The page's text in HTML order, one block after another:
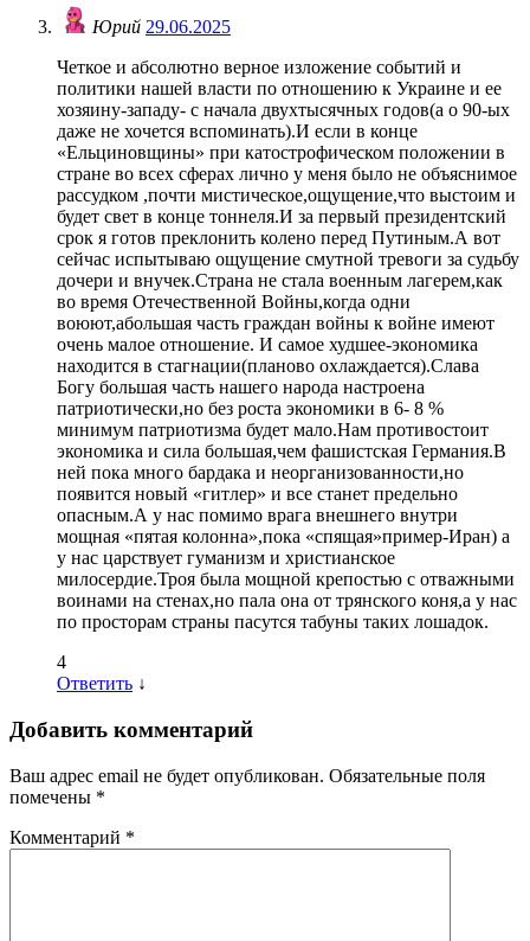
Юрий 29.06.2025
Четкое и абсолютно верное изложение событий и
политики нашей власти по отношению к Украине и ее
хозяину-западу- с начала двухтысячных годов(а о 90-ых
даже не хочется вспоминать).И если в конце
«Ельциновщины» при катострофическом положении в
стране во всех сферах лично у меня было не объяснимое
рассудком ,почти мистическое,ощущение,что выстоим и
будет свет в конце тоннеля.И за первый президентский
срок я готов преклонить колено перед Путиным.А вот
сейчас испытываю ощущение смутной тревоги за судьбу
дочери и внучек.Страна не стала военным лагерем,как
во время Отечественной Войны,когда одни
воюют,абольшая часть граждан войны к войне имеют
очень малое отношение. И самое худшее-экономика
находится в стагнации(планово охлаждается).Слава
Богу большая часть нашего народа настроена
патриотически,но без роста экономики в 6- 8 %
минимум патриотизма будет мало.Нам противостоит
экономика и сила большая,чем фашистская Германия.В
ней пока много бардака и неорганизованности,но
появится новый «гитлер» и все станет предельно
опасным.А у нас помимо врага внешнего внутри
мощная «пятая колонна»,пока «спящая»пример-Иран) а
у нас царствует гуманизм и христианское
милосердие.Троя была мощной крепостью с отважными
воинами на стенах,но пала она от трянского коня,а у нас
по просторам страны пасутся табуны таких лошадок.
4
Ответить ↓
Добавить комментарий
Ваш адрес email не будет опубликован. Обязательные поля
помечены *
Комментарий *